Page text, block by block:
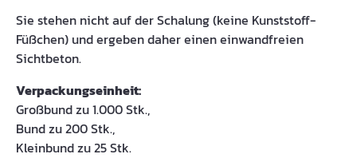
Sie stehen nicht auf der Schalung (keine Kunststoff-
Füßchen) und ergeben daher einen einwandfreien
Sichtbeton.
Verpackungseinheit:
Großbund zu 1.000 Stk.,
Bund zu 200 Stk.,
Kleinbund zu 25 Stk.